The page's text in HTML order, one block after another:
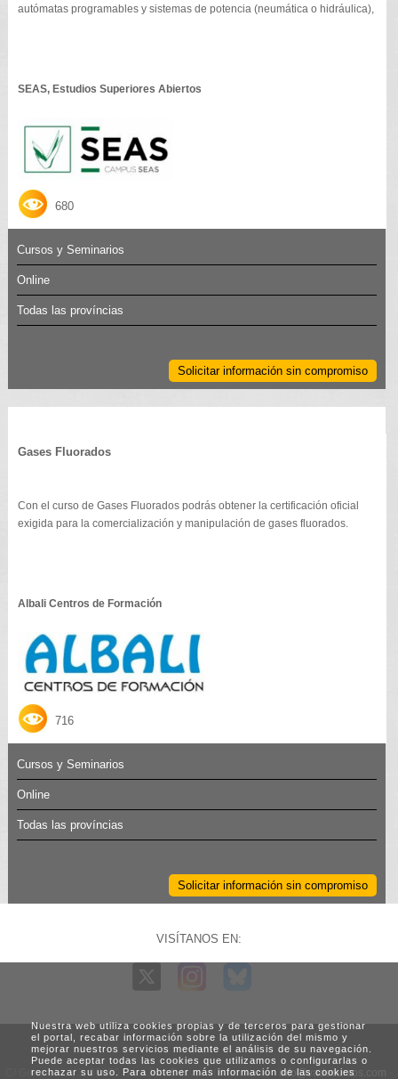
autómatas programables y sistemas de potencia (neumática o hidráulica),
SEAS, Estudios Superiores Abiertos
680
Cursos y Seminarios
Online
Todas las províncias
Solicitar información sin compromiso
Gases Fluorados
Con el curso de Gases Fluorados podrás obtener la certificación oficial
exigida para la comercialización y manipulación de gases fluorados.
Albali Centros de Formación
716
Cursos y Seminarios
Online
Todas las províncias
Solicitar información sin compromiso
VISÍTANOS EN:
C/ Generalitat, 3. 08960 Sant Just Desvern (Barcelona) - info@vadecursos.com
Nuestra web utiliza cookies propias y de terceros para gestionar
el portal, recabar información sobre la utilización del mismo y
mejorar nuestros servicios mediante el análisis de su navegación.
Puede aceptar todas las cookies que utilizamos o configurarlas o
rechazar su uso. Para obtener más información de las cookies